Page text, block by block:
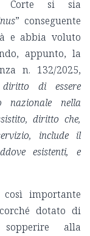
Corte si sia
” conseguente
e abbia voluto
appunto, la
n. 132/2025,
di essere
nazionale nella
diritto che,
include il
esistenti, e
importante
dotato di
alla